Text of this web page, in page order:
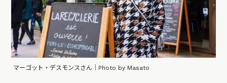
マーゴット・デスモンスさん｜Photo by Masato